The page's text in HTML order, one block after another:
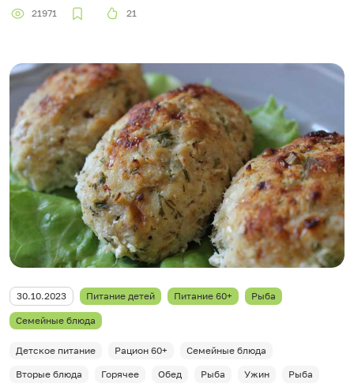
21971 21
30.10.2023 Питание детей Питание 60+ Рыба
Семейные блюда
Детское питание Рацион 60+
Семейные блюда
Вторые блюда
Горячее Обед Рыба Ужин Рыба